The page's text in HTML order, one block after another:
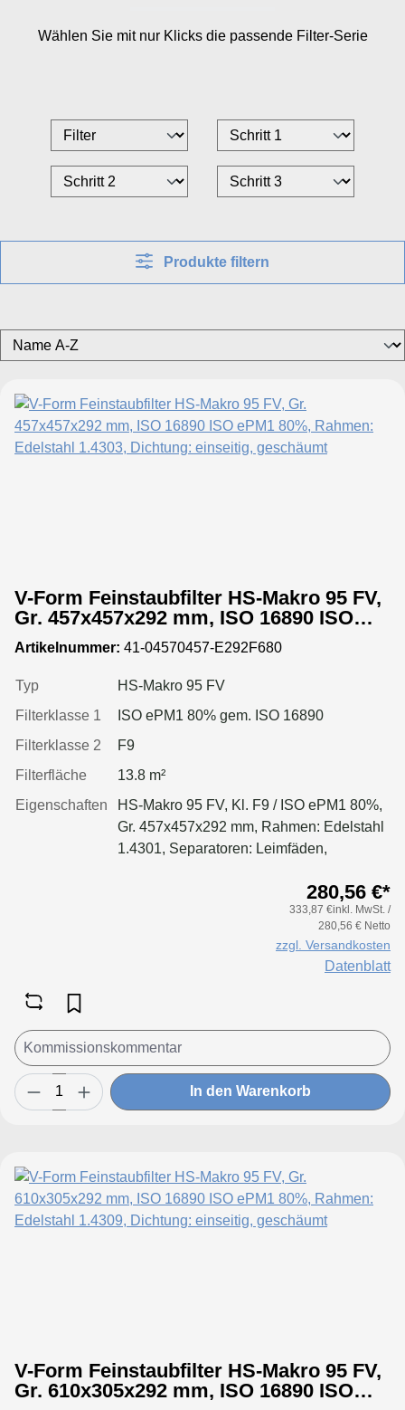
Wählen Sie mit nur Klicks die passende Filter-Serie
Produkte filtern
V-Form Feinstaubfilter HS-Makro 95 FV,
Gr. 457x457x292 mm, ISO 16890 ISO
ePM1 80%, Rahmen: Edelstahl 1.4303,
Dichtung: einseitig, geschäumt
Artikelnummer: 41-04570457-E292F680
Typ
HS-Makro 95 FV
Filterklasse 1
ISO ePM1 80% gem. ISO 16890
Filterklasse 2
F9
Filterfläche
13.8 m²
Eigenschaften
HS-Makro 95 FV, Kl. F9 / ISO ePM1 80%,
Gr. 457x457x292 mm, Rahmen: Edelstahl
1.4301, Separatoren: Leimfäden,
280,56 €*
333,87 €inkl. MwSt. /
280,56 € Netto
zzgl. Versandkosten
Datenblatt
In den Warenkorb
V-Form Feinstaubfilter HS-Makro 95 FV,
Gr. 610x305x292 mm, ISO 16890 ISO